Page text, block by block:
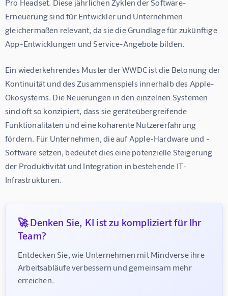
Pro Headset. Diese jährlichen Zyklen der Software-
Erneuerung sind für Entwickler und Unternehmen
gleichermaßen relevant, da sie die Grundlage für zukünftige
App-Entwicklungen und Service-Angebote bilden.
Ein wiederkehrendes Muster der WWDC ist die Betonung der
Kontinuität und des Zusammenspiels innerhalb des Apple-
Ökosystems. Die Neuerungen in den einzelnen Systemen
sind oft so konzipiert, dass sie geräteübergreifende
Funktionalitäten und eine kohärente Nutzererfahrung
fördern. Für Unternehmen, die auf Apple-Hardware und -
Software setzen, bedeutet dies eine potenzielle Steigerung
der Produktivität und Integration in bestehende IT-
Infrastrukturen.
🚀 Denken Sie, KI ist zu kompliziert für Ihr
Team?
Entdecken Sie, wie Unternehmen mit Mindverse ihre
Arbeitsabläufe verbessern und gemeinsam mehr
erreichen.